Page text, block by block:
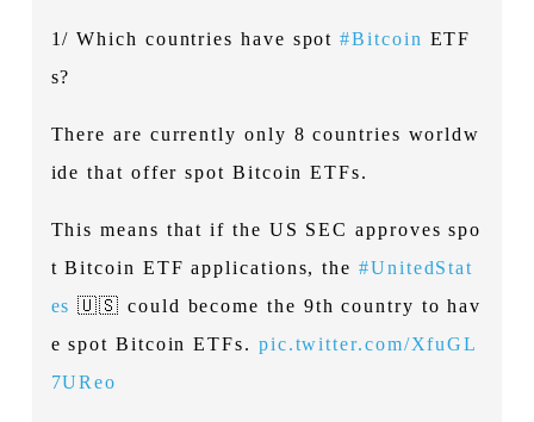
1/ Which countries have spot#Bitcoin ETF
s?
There are currently only 8 countries worldw
ide that offer spot Bitcoin ETFs.
This means that if the US SEC approves spo
t Bitcoin ETF applications, the #UnitedStat
es 🇺🇸 could become the 9th country to hav
e spot Bitcoin ETFs. pic.twitter.com/XfuGL
7UReo